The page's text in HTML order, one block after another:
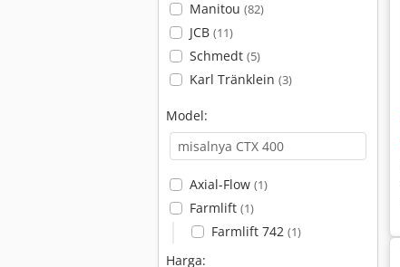
Manitou (82)
JCB (11)
Schmedt (5)
Karl Tränklein (3)
Model:
Axial-Flow (1)
Farmlift (1)
Farmlift 742 (1)
Harga: